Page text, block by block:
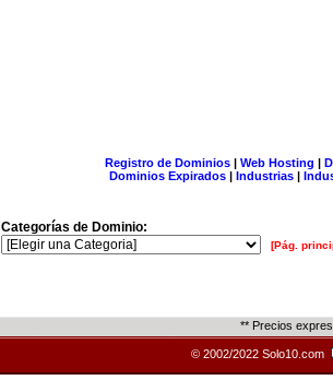
Registro de Dominios| Web Hosting |
Dominios Expirados | Industrias |
Categorías de Dominio:
[Pág.
** Precios
© 2002/2022 Solo10.com